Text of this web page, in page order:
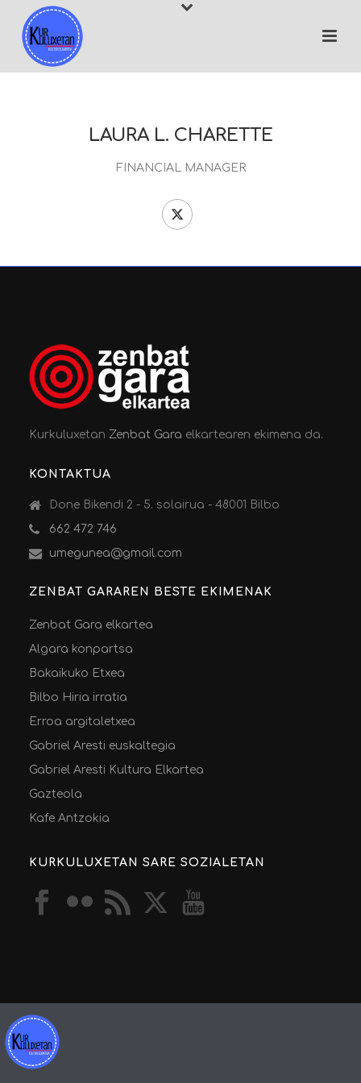
LAURA L. CHARETTE
FINANCIAL MANAGER
KurkuluxetanZenbat Gara elkartearen ekimena da.
KONTAKTUA
Done Bikendi 2 - 5. solairua - 48001 Bilbo
662 472 746
umegunea@gmail.com
ZENBAT GARAREN BESTE EKIMENAK
Zenbat Gara elkartea
Algara konpartsa
Bakaikuko Etxea
Bilbo Hiria irratia
Erroa argitaletxea
Gabriel Aresti euskaltegia
Gabriel Aresti Kultura Elkartea
Gazteola
Kafe Antzokia
KURKULUXETAN SARE SOZIALETAN